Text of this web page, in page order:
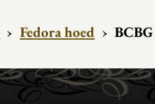
› Fedora hoed ›